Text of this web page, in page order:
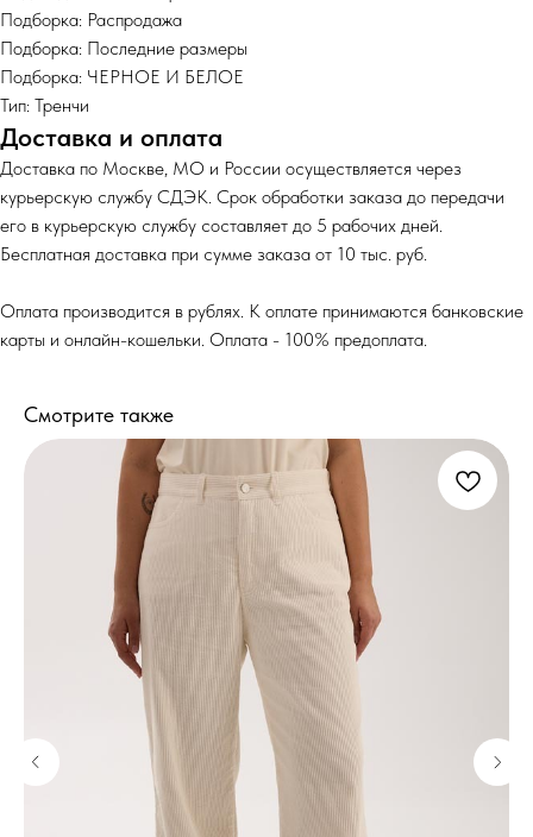
Подборка: Распродажа
Подборка: Последние размеры
Подборка: ЧЕРНОЕ И БЕЛОЕ
Тип: Тренчи
Доставка и оплата
Доставка по Москве, МО и России осуществляется через
курьерскую службу СДЭК. Срок обработки заказа до передачи
его в курьерскую службу составляет до 5 рабочих дней.
Бесплатная доставка при сумме заказа от 10 тыс. руб.
Оплата производится в рублях. К оплате принимаются банковские
карты и онлайн-кошельки. Оплата - 100% предоплата.
Смотрите также